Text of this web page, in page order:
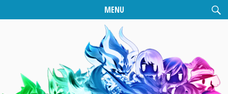
MENU